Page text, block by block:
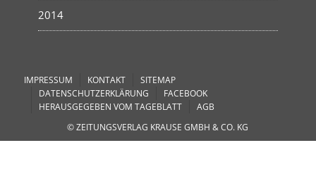
2014
IMPRESSUM KONTAKT
SITEMAP
DATENSCHUTZERKLÄRUNG
FACEBOOK
HERAUSGEGEBEN VOM TAGEBLATT
AGB
© ZEITUNGSVERLAG KRAUSE GMBH & CO. KG